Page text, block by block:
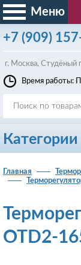
Меню
+7 (909)
г. Москва, Студёный
Время работы:
Категории
Главная
OTD2-